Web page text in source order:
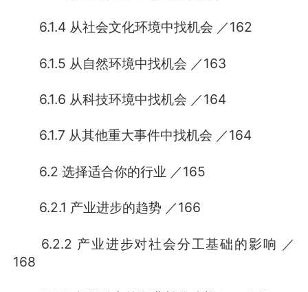
6.1.4 从社会文化环境中找机会 ／162
6.1.5 从自然环境中找机会 ／163
6.1.6 从科技环境中找机会 ／164
6.1.7 从其他重大事件中找机会 ／164
6.2 选择适合你的行业 ／165
6.2.1 产业进步的趋势 ／166
6.2.2 产业进步对社会分工基础的影响 ／
168